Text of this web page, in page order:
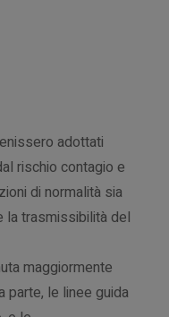
adottati
rischio contagio e
di normalità sia
la trasmissibilità del
maggiormente
parte, le linee guida